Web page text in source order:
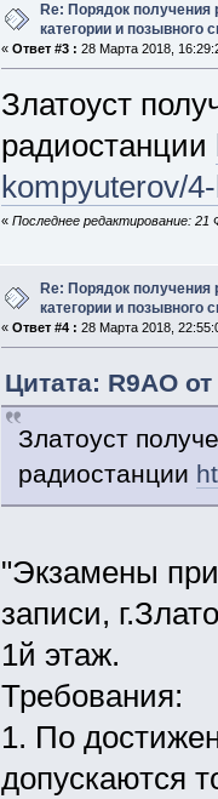
Re: Порядок
категории и позывного
« Ответ #3 : 28 Марта 2018,
Златоуст
радиостанции
kompyuterov/
« Последнее редактирование: 21
Re: Порядок
категории и позывного
« Ответ #4 : 28 Марта 2018,
Цитата: R9AO
Златоуст
радиостанции
"Экзамены
записи,
1й этаж.
Требования:
1. По
допускаются